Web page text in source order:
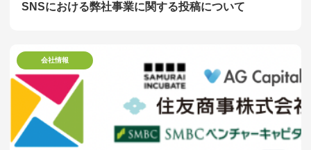
SNSにおける弊社事業に関する投稿について
会社情報